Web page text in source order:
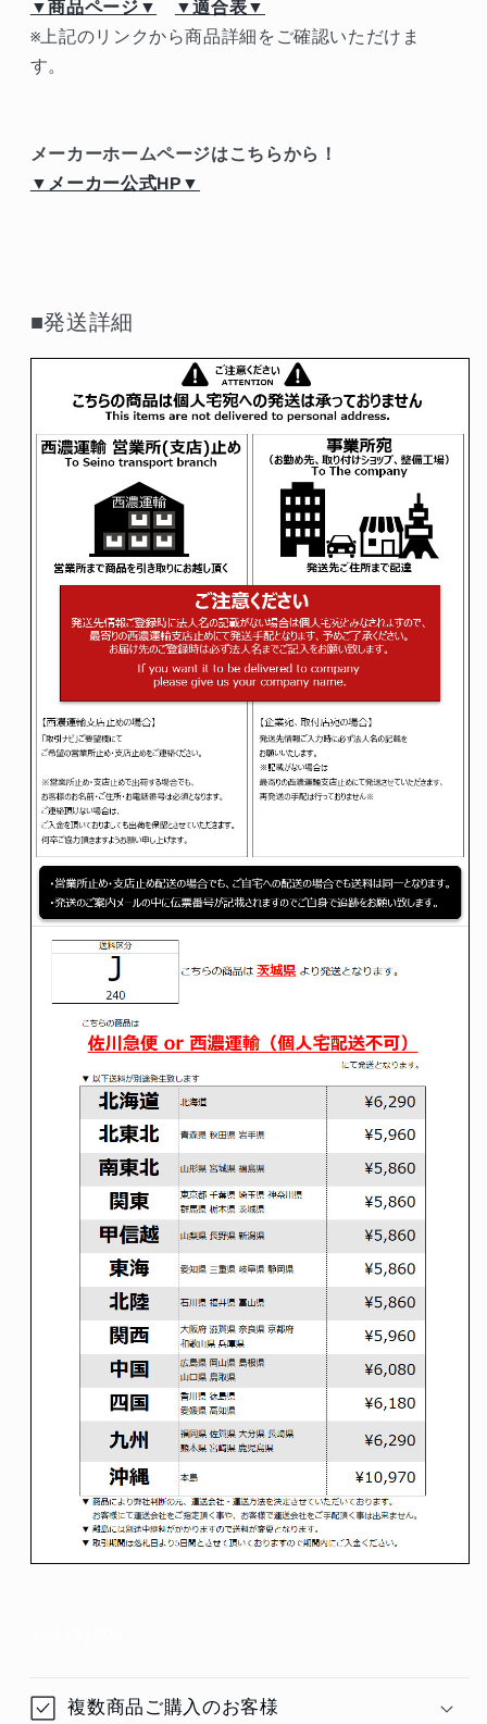
▼商品ページ▼
▼適合表▼
※上記のリンクから商品詳細をご確認いただけま
す。
メーカーホームページはこちらから！
▼メーカー公式HP▼
■発送詳細
複数商品ご購入のお客様